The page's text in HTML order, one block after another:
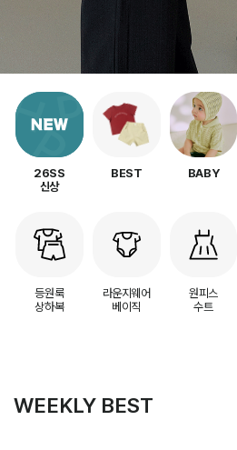
26SS
신상
BEST BABY
등원룩
상하복
라운지웨어
베이직
원피스
수트
WEEKLY BEST